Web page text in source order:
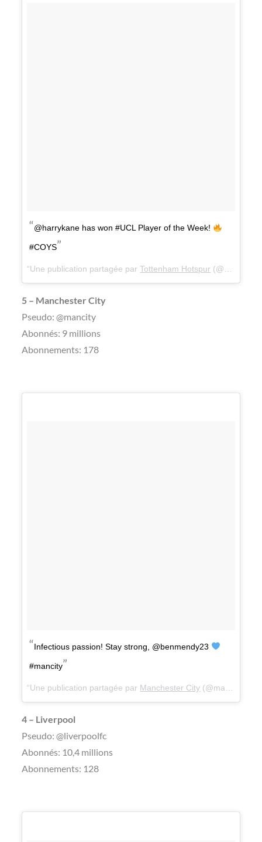
@harrykane has won #UCL Player of the Week!
#COYS
Une publication partagée parTottenham Hotspur (@spursofficial) le
5 – Manchester City
Pseudo: @mancity
Abonnés: 9 millions
Abonnements: 178
Infectious passion! Stay strong, @benmendy23
#mancity
Une publication partagée par Manchester City (@mancity) le
4 – Liverpool
Pseudo: @liverpoolfc
Abonnés: 10,4 millions
Abonnements: 128